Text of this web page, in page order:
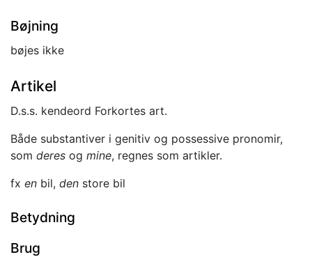
Bøjning
bøjes ikke
Artikel
D.s.s. kendeord Forkortes art.
Både substantiver i genitiv og possessive pronomir,
som deres og mine, regnes som artikler.
fx en bil, den store bil
Betydning
Brug